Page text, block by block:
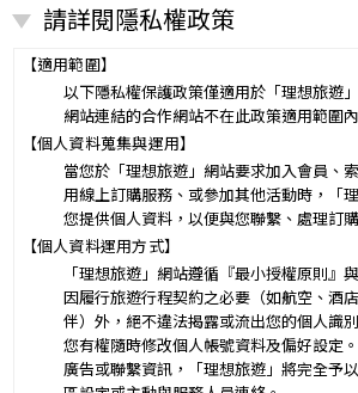
營業所：
甲乙雙方同意就本旅遊事項，依下列約定辦理。
第一條（國外旅遊之意義）
本契約所謂國外旅遊，係指到中華民國疆域
遊。
赴中國大陸旅行者，準用本旅遊契約之約定。
第二條（適用之範圍及順序）
甲乙雙方關於本旅遊之權利義務，依本契約
中未約定者，適用中華民國有關法令之規定。
第三條（旅遊團名稱、旅遊行程及廣告責任）
本旅遊團名稱為____________________
一、 旅遊地區（國家、城市或觀光地點）：
二、
行程（啟程出發地點、回程之終止地點
宿旅館、餐飲、遊覽、安排購物行程及
明）：_________
與本契約有關之附件、廣告、宣傳文件、行
請詳閱隱私權政策
【適用範圍】
以下隱私權保護政策僅適用於「理想旅遊
網站連結的合作網站不在此政策適用範圍內
【個人資料蒐集與運用】
當您於「理想旅遊」網站要求加入會員、
用線上訂購服務、或參加其他活動時，「
您提供個人資料，以便與您聯繫、處理訂
【個人資料運用方式】
「理想旅遊」網站遵循『最小授權原則』
因履行旅遊行程契約之必要（如航空、酒
伴）外，絕不違法揭露或流出您的個人識
您有權隨時修改個人帳號資料及偏好設定
廣告或聯繫資訊，「理想旅遊」將完全予